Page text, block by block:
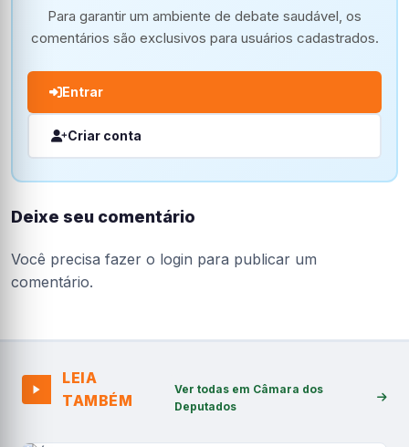
Para garantir um ambiente de debate saudável, os
comentários são exclusivos para usuários cadastrados.
Entrar
Criar conta
Deixe seu comentário
Você precisa fazer o login para publicar um
comentário.
LEIA
TAMBÉM
Ver todas em Câmara dos
Deputados